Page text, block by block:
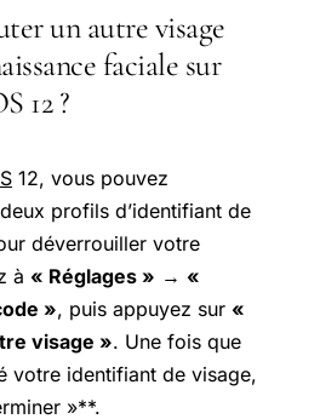
un autre visage
faciale sur
12 ?
12, vous pouvez
profils d’identifiant de
déverrouiller votre
à « Réglages » → «
», puis appuyez sur «
visage ». Une fois que
votre identifiant de visage,
»**.